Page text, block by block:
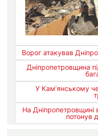
Ворог атакував
Дніпропетровщина
У Кам’янському
На Дніпропетровщині
потонув